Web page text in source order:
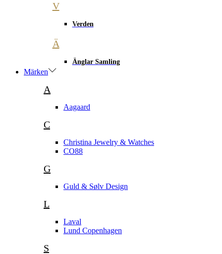
V
Verden
Ä
Änglar Samling
Märken
A
Aagaard
C
Christina Jewelry & Watches
CO88
G
Guld & Sølv Design
L
Laval
Lund Copenhagen
S